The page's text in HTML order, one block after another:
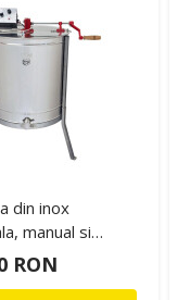
din inox
manual si
12 si 220V
RON